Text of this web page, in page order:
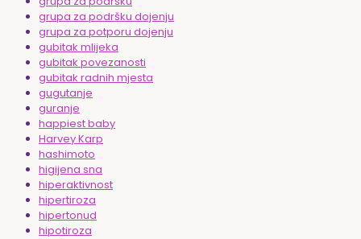
grupa za podršku dojenju
grupa za potporu dojenju
gubitak mlijeka
gubitak povezanosti
gubitak radnih mjesta
gugutanje
guranje
happiest baby
Harvey Karp
hashimoto
higijena sna
hiperaktivnost
hipertiroza
hipertonud
hipotiroza